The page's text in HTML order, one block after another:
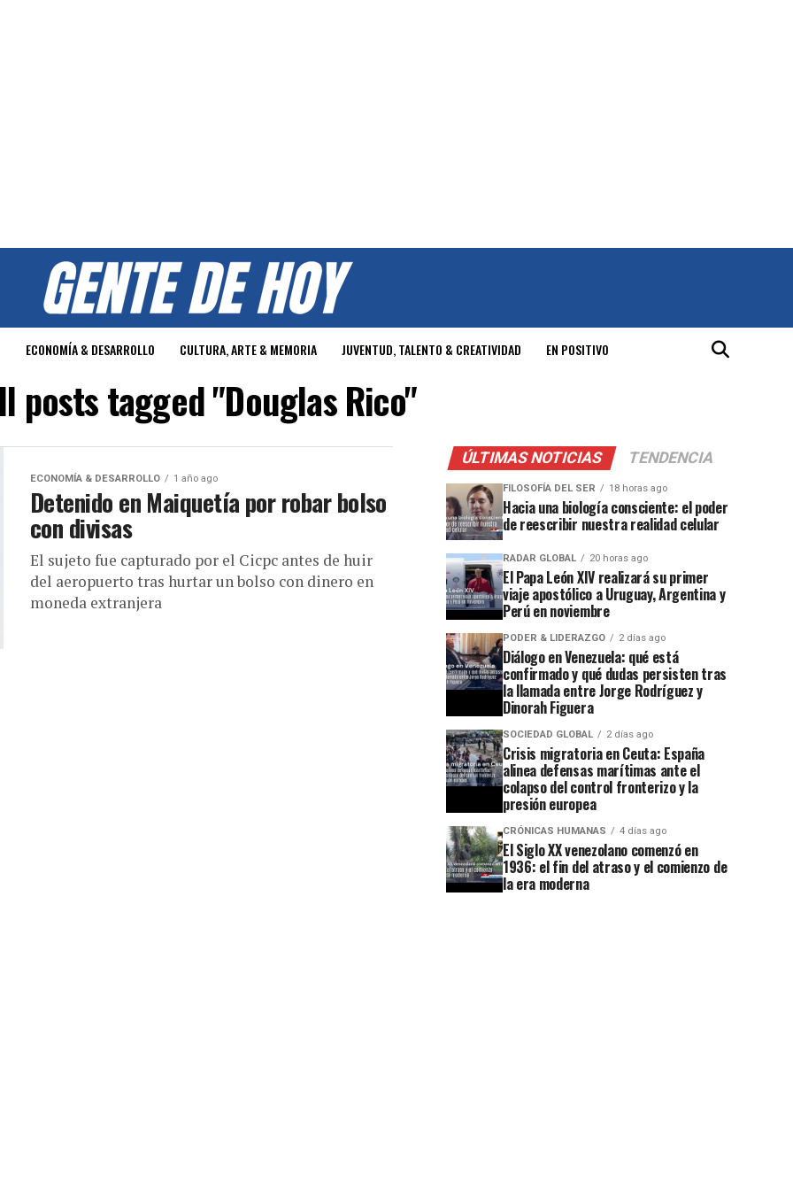
ECONOMÍA & DESARROLLO CULTURA, ARTE & MEMORIA JUVENTUD, TALENTO & CREATIVIDAD EN POSITIVO
posts tagged "Douglas Rico"
ECONOMÍA & DESARROLLO 1 año ago
Detenido en Maiquetía por robar bolso
con divisas
El sujeto fue capturado por el Cicpc antes de huir
del aeropuerto tras hurtar un bolso con dinero en
moneda extranjera
ÚLTIMAS NOTICIAS TENDENCIA
FILOSOFÍA DEL SER 18 horas ago
Hacia una biología consciente: el poder
de reescribir nuestra realidad celular
RADAR GLOBAL 20 horas ago
El Papa León XIV realizará su primer
viaje apostólico a Uruguay, Argentina y
Perú en noviembre
PODER & LIDERAZGO 2 días ago
Diálogo en Venezuela: qué está
confirmado y qué dudas persisten tras
la llamada entre Jorge Rodríguez y
Dinorah Figuera
SOCIEDAD GLOBAL 2 días ago
Crisis migratoria en Ceuta: España
alinea defensas marítimas ante el
colapso del control fronterizo y la
presión europea
CRÓNICAS HUMANAS 4 días ago
El Siglo XX venezolano comenzó en
1936: el fin del atraso y el comienzo de
la era moderna